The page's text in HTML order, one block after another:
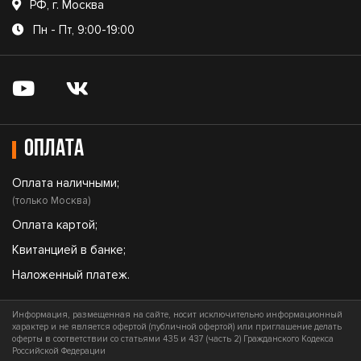
РФ, г. Москва
Пн - Пт, 9:00-19:00
Оплата
Оплата наличными;
(только Москва)
Оплата картой;
Квитанцией в банке;
Наложенный платеж.
Информация, размещенная на сайте, носит исключительно информационный
характер и не является офертой (публичной офертой) или приглашение делать
оферты в соответствии со статьями 435 и 437 (часть 2) Гражданского Кодекса
Российской Федерации